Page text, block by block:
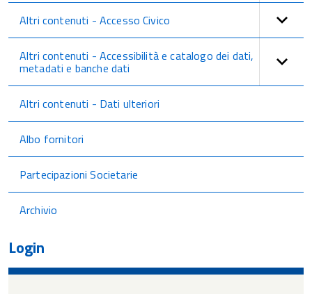
Altri contenuti - Accesso Civico
Altri contenuti - Accessibilità e catalogo dei dati,
metadati e banche dati
Altri contenuti - Dati ulteriori
Albo fornitori
Partecipazioni Societarie
Archivio
Login